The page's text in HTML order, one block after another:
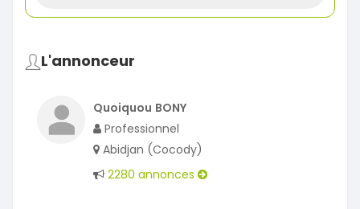
L'annonceur
Quoiquou BONY
Professionnel
Abidjan (Cocody)
2280 annonces